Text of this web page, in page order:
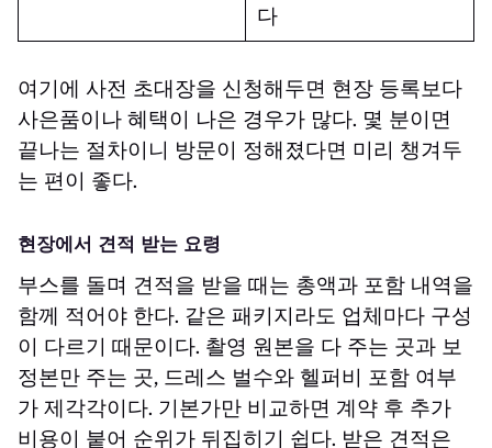
다
여기에 사전 초대장을 신청해두면 현장 등록보다
사은품이나 혜택이 나은 경우가 많다. 몇 분이면
끝나는 절차이니 방문이 정해졌다면 미리 챙겨두
는 편이 좋다.
현장에서 견적 받는 요령
부스를 돌며 견적을 받을 때는 총액과 포함 내역을
함께 적어야 한다. 같은 패키지라도 업체마다 구성
이 다르기 때문이다. 촬영 원본을 다 주는 곳과 보
정본만 주는 곳, 드레스 벌수와 헬퍼비 포함 여부
가 제각각이다. 기본가만 비교하면 계약 후 추가
비용이 붙어 순위가 뒤집히기 쉽다. 받은 견적은